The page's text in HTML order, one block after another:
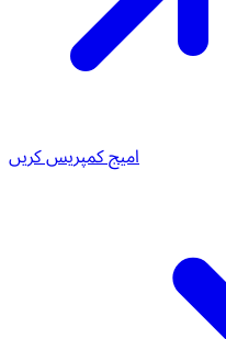
امیج کمپریس کریں